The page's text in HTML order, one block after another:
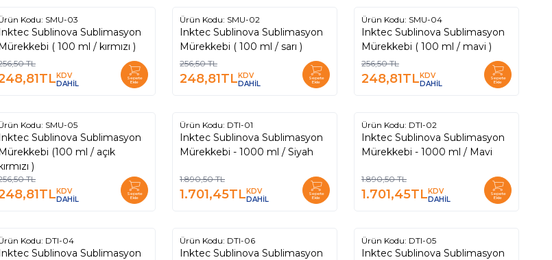
Kodu: SMU-03
Sublinova Sublimasyon
Mürekkebi ( 100 ml / kırmızı )
TL
TLKDV
DAHİL
Sepete
Ekle
%
3
Ürün Kodu: SMU-02
Inktec Sublinova Sublimasyon
Mürekkebi ( 100 ml / sarı )
256,50TL
248,81TLKDV
DAHİL
Sepete
Ekle
%
3
Ürün Kodu: SMU-04
Inktec Sublinova Sublimasyon
Mürekkebi ( 100 ml / mavi )
256,50TL
248,81TLKDV
DAHİL
Sepete
Ekle
Kodu: SMU-05
Sublinova Sublimasyon
(100 ml / açık
)
TL
TLKDV
DAHİL
Sepete
Ekle
%
10
Ürün Kodu: DTI-01
Inktec Sublinova Sublimasyon
Mürekkebi - 1000 ml / Siyah
1.890,50TL
1.701,45TLKDV
DAHİL
Sepete
Ekle
%
10
Ürün Kodu: DTI-02
Inktec Sublinova Sublimasyon
Mürekkebi - 1000 ml / Mavi
1.890,50TL
1.701,45TLKDV
DAHİL
Sepete
Ekle
Kodu: DTI-04
Sublinova Sublimasyon
%
10
Ürün Kodu: DTI-06
Inktec Sublinova Sublimasyon
%
10
Ürün Kodu: DTI-05
Inktec Sublinova Sublimasyon